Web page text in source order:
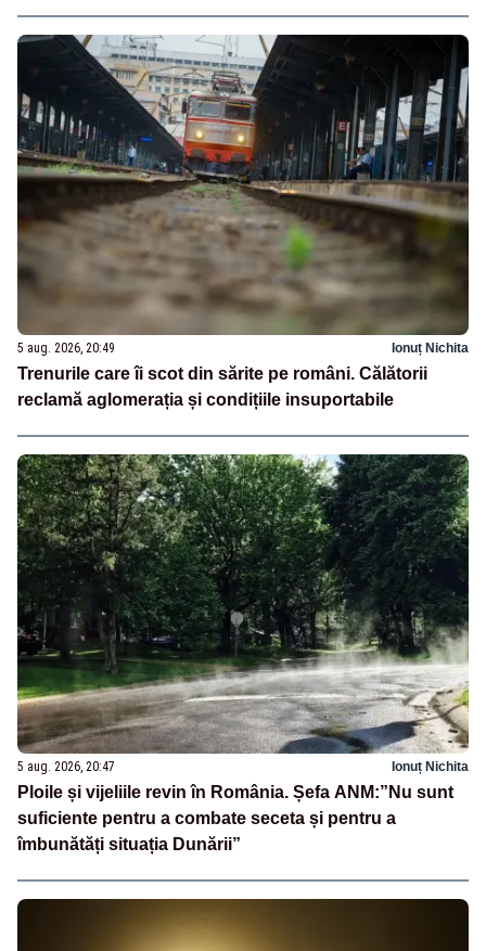
5 aug. 2026, 20:49 Ionuț Nichita
Trenurile care îi scot din sărite pe români. Călătorii
reclamă aglomerația și condițiile insuportabile
5 aug. 2026, 20:47 Ionuț Nichita
Ploile și vijeliile revin în România. Șefa ANM:”Nu sunt
suficiente pentru a combate seceta și pentru a
îmbunătăți situația Dunării”